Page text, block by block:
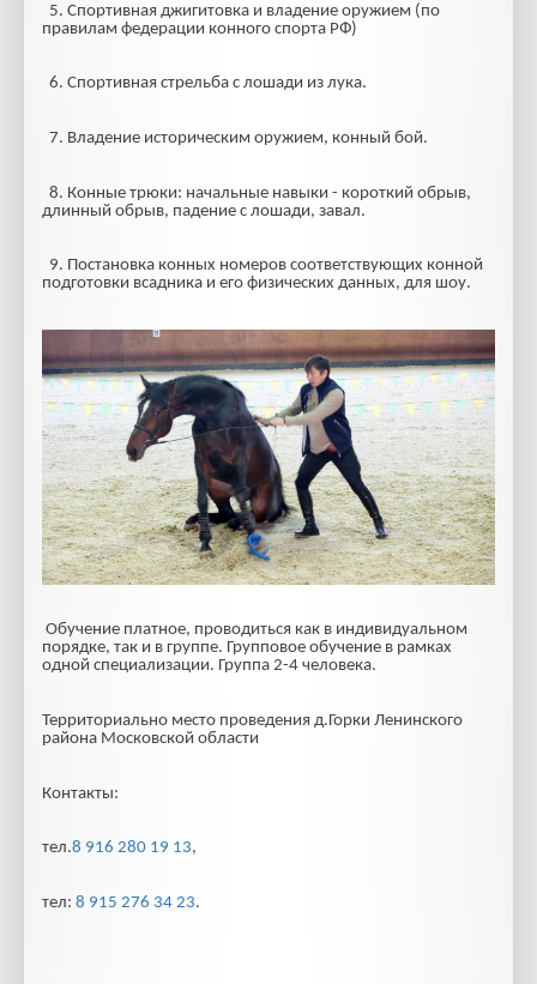
5. Спортивная джигитовка и владение оружием (по
правилам федерации конного спорта РФ)
6. Спортивная стрельба с лошади из лука.
7. Владение историческим оружием, конный бой.
8. Конные трюки: начальные навыки - короткий обрыв,
длинный обрыв, падение с лошади, завал.
9. Постановка конных номеров соответствующих конной
подготовки всадника и его физических данных, для шоу.
Обучение платное, проводиться как в индивидуальном
порядке, так и в группе. Групповое обучение в рамках
одной специализации. Группа 2-4 человека.
Территориально место проведения д.Горки Ленинского
района Московской области
Контакты:
тел.8 916 280 19 13,
тел: 8 915 276 34 23.